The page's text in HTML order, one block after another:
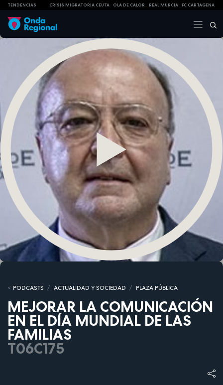
TENDENCIAS CRISIS MIGRATORIA CEUTA OLA DE CALOR REAL MURCIA FC CARTAGENA
PODCASTS ACTUALIDAD Y SOCIEDAD PLAZA PÚBLICA
MEJORAR LA COMUNICACIÓN
EN EL DÍA MUNDIAL DE LAS
FAMILIAS
T06C175